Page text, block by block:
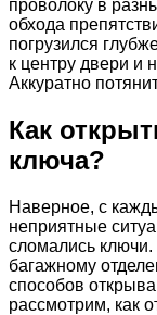
проволоку в
обхода
погрузился
к центру двери и
Аккуратно
Как
ключа?
Наверное, с
неприятные
сломались ключи.
багажному
способов
рассмотрим, как